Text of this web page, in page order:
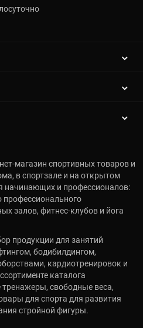
магазин спортивных товаров и
в спортзале и на открытом
начинающих и профессионалов:
профессионального
залов, фитнес-клубов и йога
продукции для занятий
бодибилдингом,
кардиотренировок и
каталога
свободные веса,
для спорта для развития
стройной фигуры.